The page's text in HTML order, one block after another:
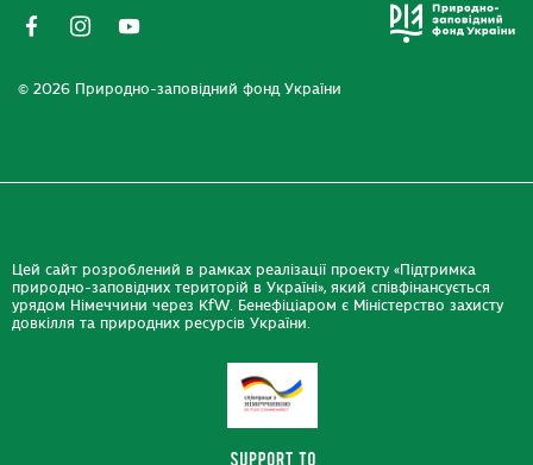
© 2026 Природно-заповідний фонд України
Цей сайт розроблений в рамках реалізації проекту «Підтримка
природно-заповідних територій в Україні», який співфінансується
урядом Німеччини через KfW. Бенефіціаром є Міністерство захисту
довкілля та природних ресурсів України.